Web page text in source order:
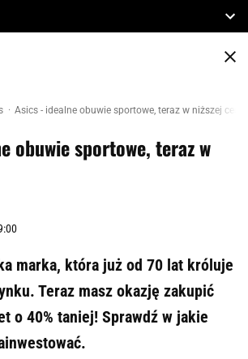
Asics - idealne obuwie sportowe, teraz w niższej
obuwie sportowe, teraz w
marka, która już od 70 lat króluje
Teraz masz okazję zakupić
o 40% taniej! Sprawdź w jakie